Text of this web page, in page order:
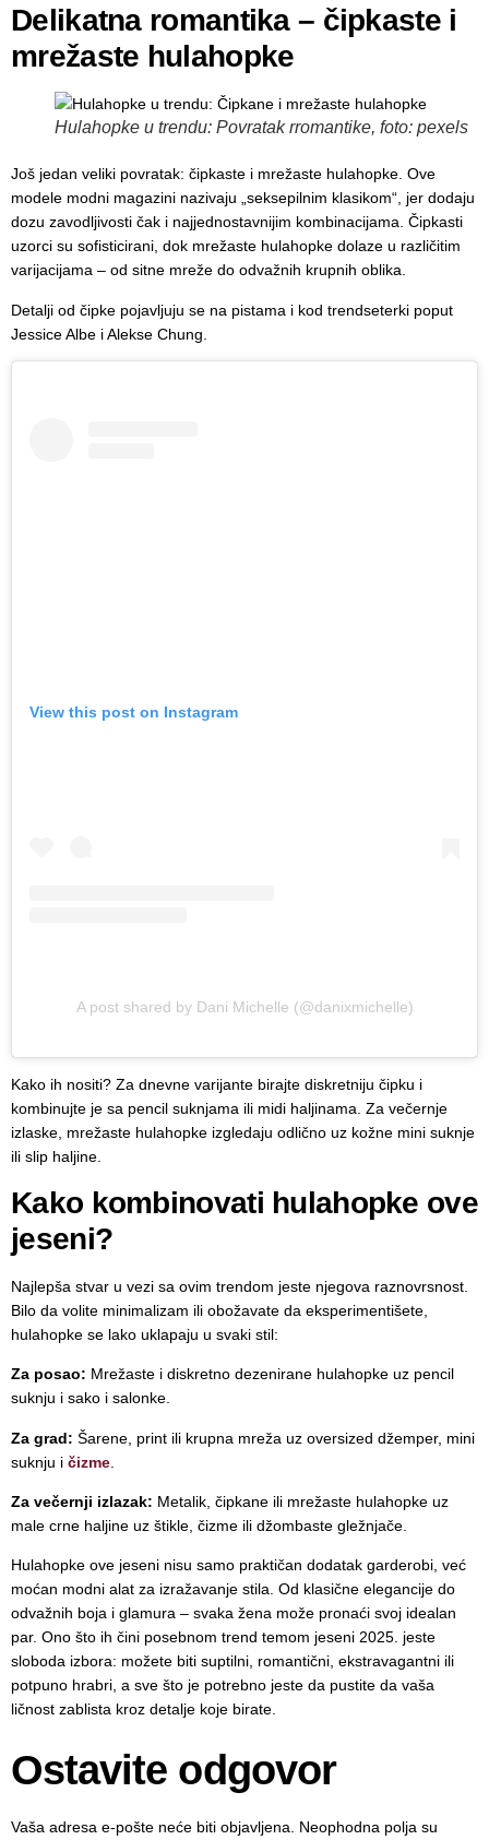
Delikatna romantika – čipkaste i
mrežaste hulahopke
Hulahopke u trendu: Povratak rromantike, foto: pexels
Još jedan veliki povratak: čipkaste i mrežaste hulahopke. Ove
modele modni magazini nazivaju „seksepilnim klasikom“, jer dodaju
dozu zavodljivosti čak i najjednostavnijim kombinacijama. Čipkasti
uzorci su sofisticirani, dok mrežaste hulahopke dolaze u različitim
varijacijama – od sitne mreže do odvažnih krupnih oblika.
Detalji od čipke pojavljuju se na pistama i kod trendseterki poput
Jessice Albe i Alekse Chung.
View this post on Instagram
A post shared by Dani Michelle (@danixmichelle)
Kako ih nositi? Za dnevne varijante birajte diskretniju čipku i
kombinujte je sa pencil suknjama ili midi haljinama. Za večernje
izlaske, mrežaste hulahopke izgledaju odlično uz kožne mini suknje
ili slip haljine.
Kako kombinovati hulahopke ove
jeseni?
Najlepša stvar u vezi sa ovim trendom jeste njegova raznovrsnost.
Bilo da volite minimalizam ili obožavate da eksperimentišete,
hulahopke se lako uklapaju u svaki stil:
Za posao: Mrežaste i diskretno dezenirane hulahopke uz pencil
suknju i sako i salonke.
Za grad: Šarene, print ili krupna mreža uz oversized džemper, mini
suknju i čizme
Za večernji izlazak: Metalik, čipkane ili mrežaste hulahopke uz
male crne haljine uz štikle, čizme ili džombaste gležnjače.
Hulahopke ove jeseni nisu samo praktičan dodatak garderobi, već
moćan modni alat za izražavanje stila. Od klasične elegancije do
odvažnih boja i glamura – svaka žena može pronaći svoj idealan
par. Ono što ih čini posebnom trend temom jeseni 2025. jeste
sloboda izbora: možete biti suptilni, romantični, ekstravagantni ili
potpuno hrabri, a sve što je potrebno jeste da pustite da vaša
ličnost zablista kroz detalje koje birate.
Ostavite odgovor
Vaša adresa e-pošte neće biti objavljena.
Neophodna polja su